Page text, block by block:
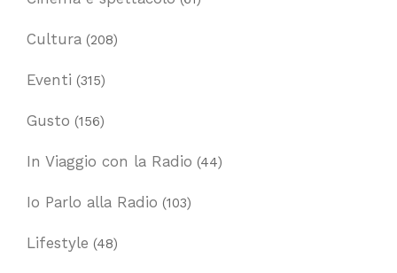
Cultura (208)
Eventi (315)
Gusto (156)
In Viaggio con la Radio (44)
Io Parlo alla Radio (103)
Lifestyle (48)